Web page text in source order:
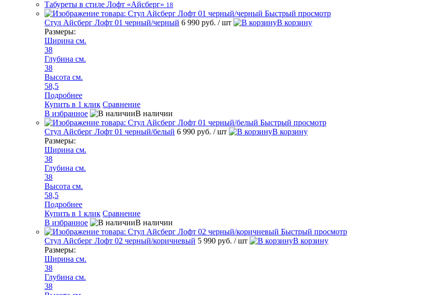
Табуреты в стиле Лофт «Айсберг» 18
Быстрый просмотр
Стул Айсберг Лофт 01 черный/черный 6 990 руб. / шт
В корзину
Размеры:
Ширина см.
38
Глубина см.
38
Высота см.
58,5
Подробнее
Купить в 1 клик Сравнение
В избранное
В наличии
Быстрый просмотр
Стул Айсберг Лофт 01 черный/белый 6 990 руб. / шт
В корзину
Размеры:
Ширина см.
38
Глубина см.
38
Высота см.
58,5
Подробнее
Купить в 1 клик Сравнение
В избранное
В наличии
Быстрый просмотр
Стул Айсберг Лофт 02 черный/коричневый 5 990 руб. / шт
В корзину
Размеры:
Ширина см.
38
Глубина см.
38